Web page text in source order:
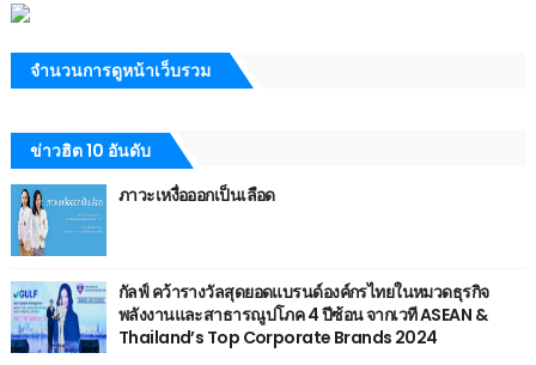
จำนวนการดูหน้าเว็บรวม
ข่าวฮิต 10 อันดับ
ภาวะเหงื่อออกเป็นเลือด
กัลฟ์ คว้ารางวัลสุดยอดแบรนด์องค์กรไทยในหมวดธุรกิจ
พลังงานและสาธารณูปโภค 4 ปีซ้อน จากเวที ASEAN &
Thailand’s Top Corporate Brands 2024